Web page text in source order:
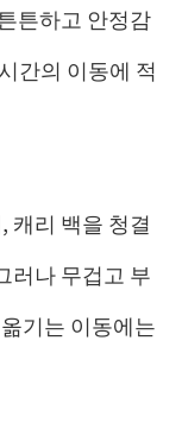
튼하고 안정감
간의 이동에 적
캐리 백을 청결
러나 무겁고 부
기는 이동에는